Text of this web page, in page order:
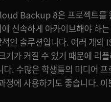
Backup 8은 프로젝트를
신속하게 아카이브해야 하
인 솔루션입니다. 여러 개의
기가 커질 수 있기 때문에 리
다. 수많은 학생들의 미디어
정에 사용하기도 좋습니다.
어 디스크를 잠글 수 있기 때
신 하드 디스크는 속도가 빨라 아
치로도 사용할 수 있습니다.
트를 아카이브할 수도 있